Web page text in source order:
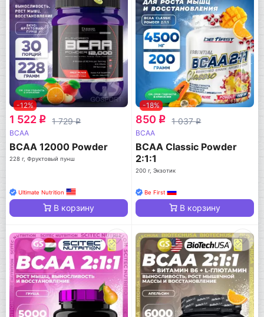
-12%
1 522 q 1 729q
BCAA
BCAA 12000 Powder
228 г, Фруктовый пунш
Ultimate Nutrition
В корзину
-18%
850 q 1 037q
BCAA
BCAA Classic Powder
2:1:1
200 г, Экзотик
Be First
В корзину